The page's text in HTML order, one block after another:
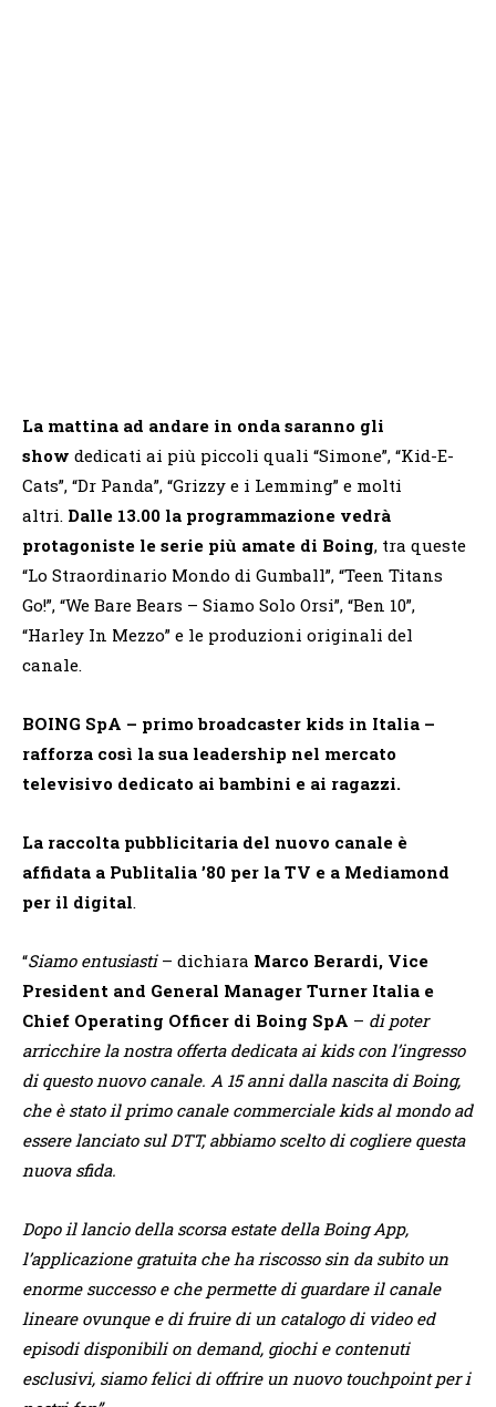
La mattina ad andare in onda saranno gli
show dedicati ai più piccoli quali “Simone”, “Kid-E-
Cats”, “Dr Panda”, “Grizzy e i Lemming” e molti
altri. Dalle 13.00 la programmazione vedrà
protagoniste le serie più amate di Boing, tra queste
“Lo Straordinario Mondo di Gumball”, “Teen Titans
Go!”, “We Bare Bears – Siamo Solo Orsi”, “Ben 10”,
“Harley In Mezzo” e le produzioni originali del
canale.
BOING SpA – primo broadcaster kids in Italia –
rafforza così la sua leadership nel mercato
televisivo dedicato ai bambini e ai ragazzi.
La raccolta pubblicitaria del nuovo canale è
affidata a Publitalia ’80 per la TV e a Mediamond
per il digital.
“Siamo entusiasti– dichiara Marco Berardi, Vice
President and General Manager Turner Italia e
Chief Operating Officer di Boing SpA – di poter
arricchire la nostra offerta dedicata ai kids con l’ingresso
di questo nuovo canale. A 15 anni dalla nascita di Boing,
che è stato il primo canale commerciale kids al mondo ad
essere lanciato sul DTT, abbiamo scelto di cogliere questa
nuova sfida.
Dopo il lancio della scorsa estate della Boing App,
l’applicazione gratuita che ha riscosso sin da subito un
enorme successo e che permette di guardare il canale
lineare ovunque e di fruire di un catalogo di video ed
episodi disponibili on demand, giochi e contenuti
esclusivi, siamo felici di offrire un nuovo touchpoint per i